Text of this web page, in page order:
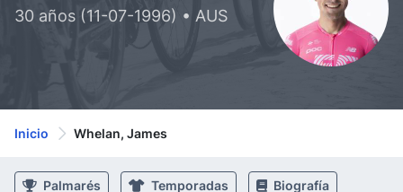
30 años (11-07-1996) • AUS
Inicio Whelan, James
Palmarés Temporadas Biografía